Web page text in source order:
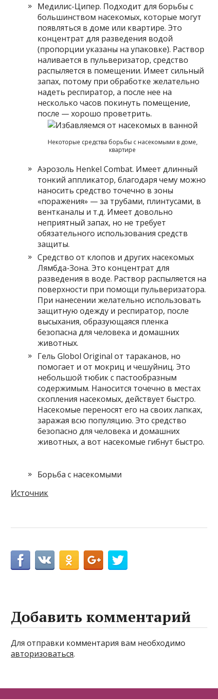
Медилис-Ципер. Подходит для борьбы с
большинством насекомых, которые могут
появляться в доме или квартире. Это
концентрат для разведения водой
(пропорции указаны на упаковке). Раствор
наливается в пульверизатор, средство
распыляется в помещении. Имеет сильный
запах, потому при обработке желательно
надеть респиратор, а после нее на
несколько часов покинуть помещение,
после — хорошо проветрить.
Некоторые средства борьбы с насекомыми в доме,
квартире
Аэрозоль Henkel Combat. Имеет длинный
тонкий аппликатор, благодаря чему можно
наносить средство точечно в зоны
«поражения» — за трубами, плинтусами, в
вентканалы и т.д. Имеет довольно
неприятный запах, но не требует
обязательного использования средств
защиты.
Средство от клопов и других насекомых
Лямбда-Зона. Это концентрат для
разведения в воде. Раствор распыляется на
поверхности при помощи пульверизатора.
При нанесении желательно использовать
защитную одежду и респиратор, после
высыхания, образующаяся пленка
безопасна для человека и домашних
животных.
Гель Globol Original от тараканов, но
помогает и от мокриц и чешуйниц. Это
небольшой тюбик с пастообразным
содержимым. Наносится точечно в местах
скопления насекомых, действует быстро.
Насекомые переносят его на своих лапках,
заражая всю популяцию. Это средство
безопасно для человека и домашних
животных, а вот насекомые гибнут быстро.
Борьба с насекомыми
Источник
Добавить комментарий
Для отправки комментария вам необходимо
авторизоваться.